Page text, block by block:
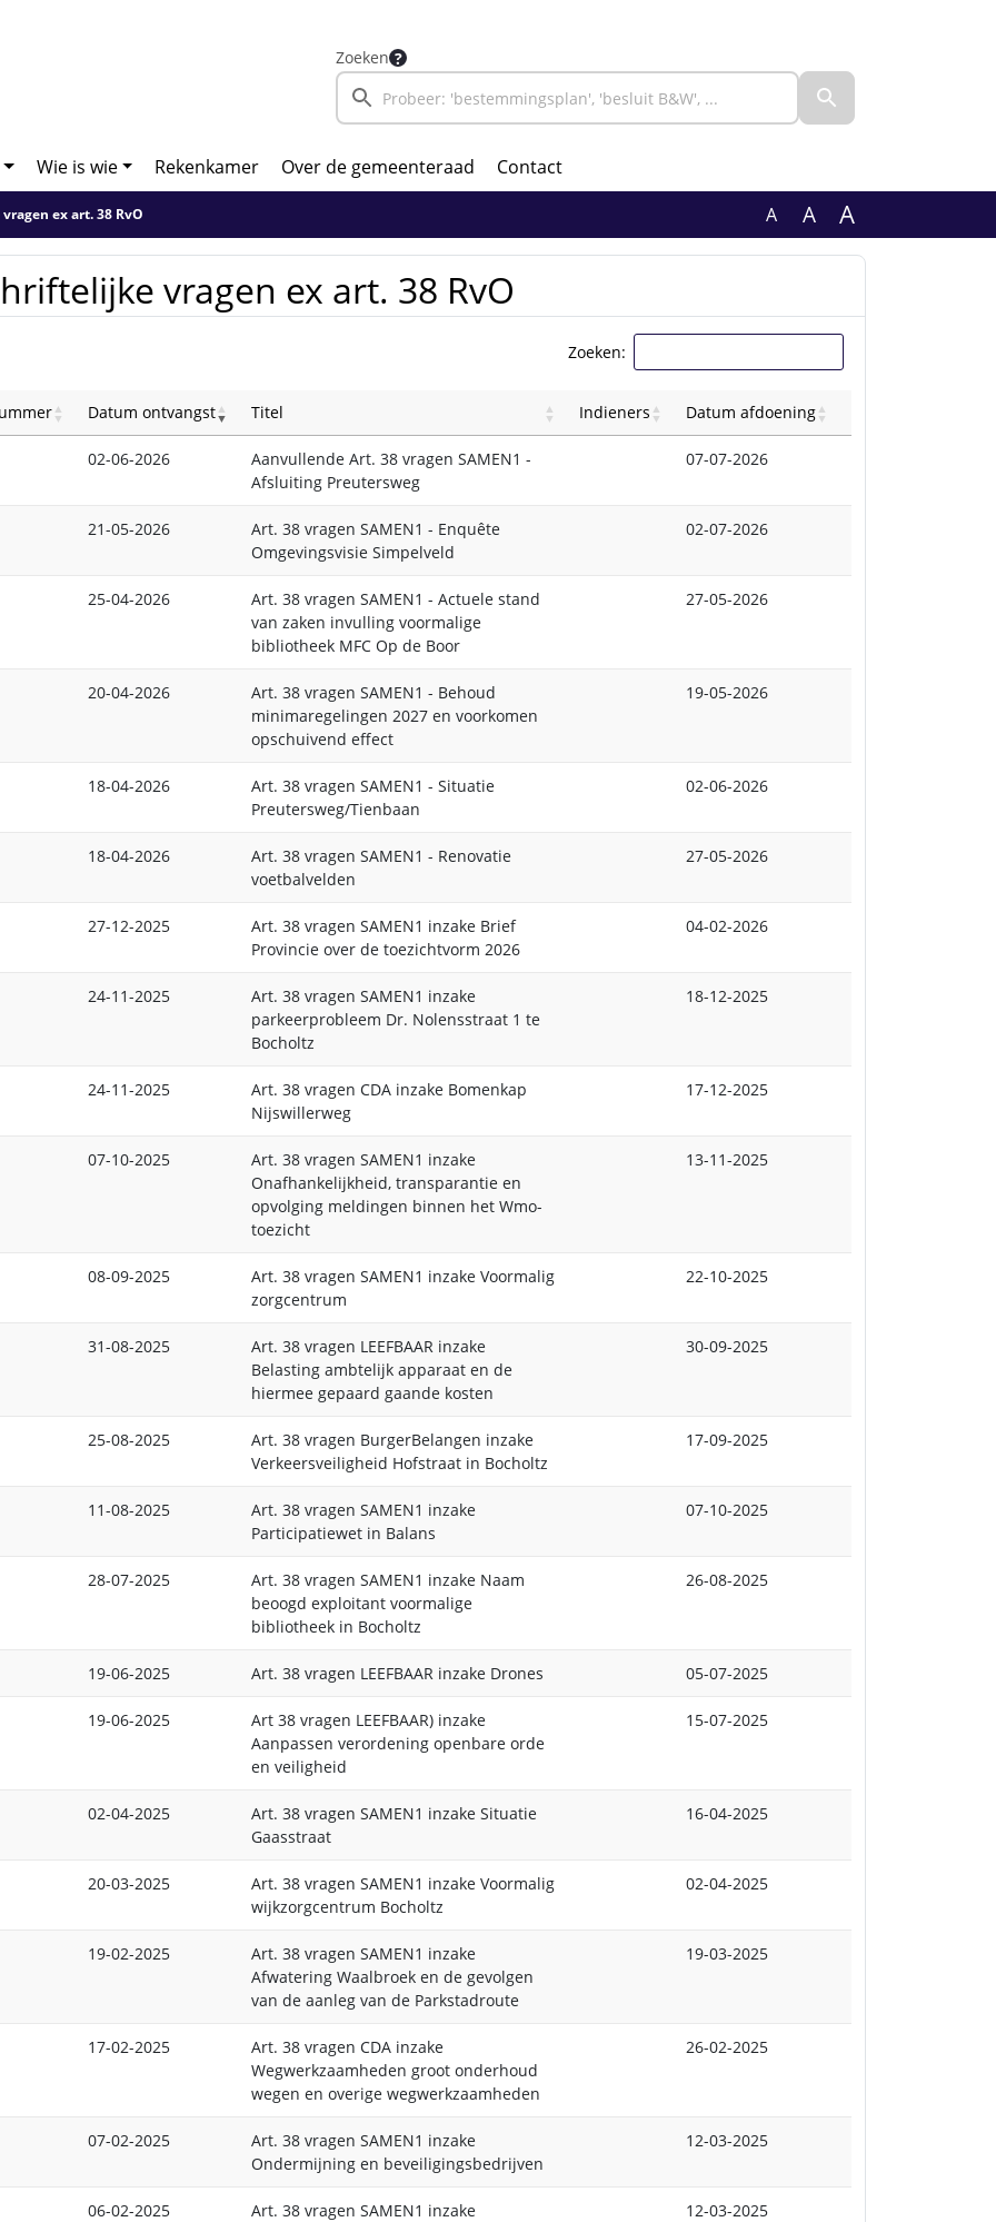
Zoeken
Wie is wie Rekenkamer Over de gemeenteraad Contact
ex art. 38 RvO A A A
vragen ex art. 38 RvO
Zoeken:
Datum ontvangst Titel Indieners Datum afdoening
02-06-2026
Aanvullende Art. 38 vragen SAMEN1 -
Afsluiting Preutersweg
07-07-2026
21-05-2026
Art. 38 vragen SAMEN1 - Enquête
Omgevingsvisie Simpelveld
02-07-2026
25-04-2026
Art. 38 vragen SAMEN1 - Actuele stand
van zaken invulling voormalige
bibliotheek MFC Op de Boor
27-05-2026
20-04-2026
Art. 38 vragen SAMEN1 - Behoud
minimaregelingen 2027 en voorkomen
opschuivend effect
19-05-2026
18-04-2026
Art. 38 vragen SAMEN1 - Situatie
Preutersweg/Tienbaan
02-06-2026
18-04-2026
Art. 38 vragen SAMEN1 - Renovatie
voetbalvelden
27-05-2026
27-12-2025
Art. 38 vragen SAMEN1 inzake Brief
Provincie over de toezichtvorm 2026
04-02-2026
24-11-2025
Art. 38 vragen SAMEN1 inzake
parkeerprobleem Dr. Nolensstraat 1 te
Bocholtz
18-12-2025
24-11-2025
Art. 38 vragen CDA inzake Bomenkap
Nijswillerweg
17-12-2025
07-10-2025
Art. 38 vragen SAMEN1 inzake
Onafhankelijkheid, transparantie en
opvolging meldingen binnen het Wmo-
toezicht
13-11-2025
08-09-2025
Art. 38 vragen SAMEN1 inzake Voormalig
zorgcentrum
22-10-2025
31-08-2025
Art. 38 vragen LEEFBAAR inzake
Belasting ambtelijk apparaat en de
hiermee gepaard gaande kosten
30-09-2025
25-08-2025
Art. 38 vragen BurgerBelangen inzake
Verkeersveiligheid Hofstraat in Bocholtz
17-09-2025
11-08-2025
Art. 38 vragen SAMEN1 inzake
Participatiewet in Balans
07-10-2025
28-07-2025
Art. 38 vragen SAMEN1 inzake Naam
beoogd exploitant voormalige
bibliotheek in Bocholtz
26-08-2025
19-06-2025 Art. 38 vragen LEEFBAAR inzake Drones 05-07-2025
19-06-2025
Art 38 vragen LEEFBAAR) inzake
Aanpassen verordening openbare orde
en veiligheid
15-07-2025
02-04-2025
Art. 38 vragen SAMEN1 inzake Situatie
Gaasstraat
16-04-2025
20-03-2025
Art. 38 vragen SAMEN1 inzake Voormalig
wijkzorgcentrum Bocholtz
02-04-2025
19-02-2025
Art. 38 vragen SAMEN1 inzake
Afwatering Waalbroek en de gevolgen
van de aanleg van de Parkstadroute
19-03-2025
17-02-2025
Art. 38 vragen CDA inzake
Wegwerkzaamheden groot onderhoud
wegen en overige wegwerkzaamheden
26-02-2025
07-02-2025
Art. 38 vragen SAMEN1 inzake
Ondermijning en beveiligingsbedrijven
12-03-2025
06-02-2025
Art. 38 vragen SAMEN1 inzake
12-03-2025